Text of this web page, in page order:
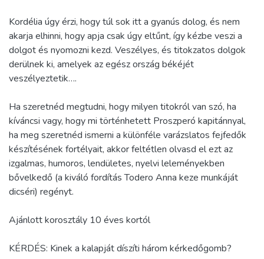
Kordélia úgy érzi, hogy túl sok itt a gyanús dolog, és nem
akarja elhinni, hogy apja csak úgy eltűnt, így kézbe veszi a
dolgot és nyomozni kezd. Veszélyes, és titokzatos dolgok
derülnek ki, amelyek az egész ország békéjét
veszélyeztetik….
Ha szeretnéd megtudni, hogy milyen titokról van szó, ha
kíváncsi vagy, hogy mi történhetett Proszperó kapitánnyal,
ha meg szeretnéd ismerni a különféle varázslatos fejfedők
készítésének fortélyait, akkor feltétlen olvasd el ezt az
izgalmas, humoros, lendületes, nyelvi leleményekben
bővelkedő (a kiváló fordítás Todero Anna keze munkáját
dicséri) regényt.
Ajánlott korosztály 10 éves kortól
KÉRDÉS: Kinek a kalapját díszíti három kérkedőgomb?